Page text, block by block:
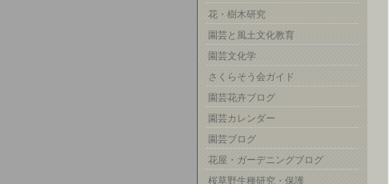
花・樹木研究
園芸と風土文化教育
園芸文化学
さくらそう会ガイド
園芸花卉ブログ
園芸カレンダー
園芸ブログ
花屋・ガーデニングブログ
桜草野生種研究・保護